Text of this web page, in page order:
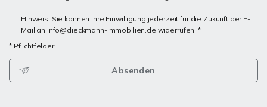
Hinweis: Sie können Ihre Einwilligung jederzeit für die Zukunft per E-
Mail an info@dieckmann-immobilien.de widerrufen. *
* Pflichtfelder
Absenden